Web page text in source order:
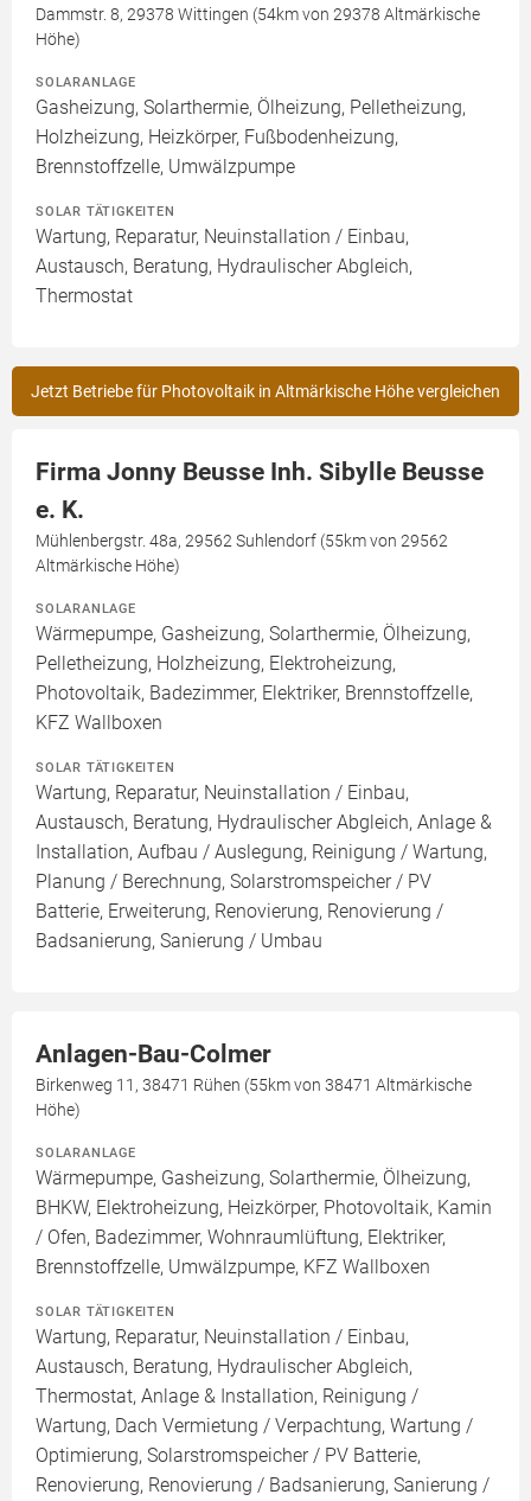
Dammstr. 8, 29378 Wittingen (54km von 29378 Altmärkische
Höhe)
SOLARANLAGE
Gasheizung, Solarthermie, Ölheizung, Pelletheizung,
Holzheizung, Heizkörper, Fußbodenheizung,
Brennstoffzelle, Umwälzpumpe
SOLAR TÄTIGKEITEN
Wartung, Reparatur, Neuinstallation / Einbau,
Austausch, Beratung, Hydraulischer Abgleich,
Thermostat
Jetzt Betriebe für Photovoltaik in Altmärkische Höhe vergleichen
Firma Jonny Beusse Inh. Sibylle Beusse
e. K.
Mühlenbergstr. 48a, 29562 Suhlendorf (55km von 29562
Altmärkische Höhe)
SOLARANLAGE
Wärmepumpe, Gasheizung, Solarthermie, Ölheizung,
Pelletheizung, Holzheizung, Elektroheizung,
Photovoltaik, Badezimmer, Elektriker, Brennstoffzelle,
KFZ Wallboxen
SOLAR TÄTIGKEITEN
Wartung, Reparatur, Neuinstallation / Einbau,
Austausch, Beratung, Hydraulischer Abgleich, Anlage &
Installation, Aufbau / Auslegung, Reinigung / Wartung,
Planung / Berechnung, Solarstromspeicher / PV
Batterie, Erweiterung, Renovierung, Renovierung /
Badsanierung, Sanierung / Umbau
Anlagen-Bau-Colmer
Birkenweg 11, 38471 Rühen (55km von 38471 Altmärkische
Höhe)
SOLARANLAGE
Wärmepumpe, Gasheizung, Solarthermie, Ölheizung,
BHKW, Elektroheizung, Heizkörper, Photovoltaik, Kamin
/ Ofen, Badezimmer, Wohnraumlüftung, Elektriker,
Brennstoffzelle, Umwälzpumpe, KFZ Wallboxen
SOLAR TÄTIGKEITEN
Wartung, Reparatur, Neuinstallation / Einbau,
Austausch, Beratung, Hydraulischer Abgleich,
Thermostat, Anlage & Installation, Reinigung /
Wartung, Dach Vermietung / Verpachtung, Wartung /
Optimierung, Solarstromspeicher / PV Batterie,
Renovierung, Renovierung / Badsanierung, Sanierung /